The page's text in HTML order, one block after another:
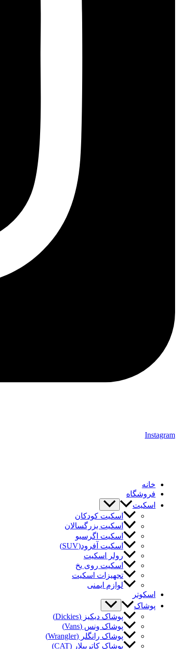
Instagram
خانه
فروشگاه
اسکیت
اسکیت کودکان
اسکیت بزرگسالان
اسکیت اگرسیو
اسکیت آفرود(SUV)
رولر اسکیت
اسکیت روی یخ
تجهیزات اسکیت
لوازم ایمنی
اسکوتر
پوشاک
پوشاک دیکیز (Dickies)
پوشاک ونس (Vans)
پوشاک رانگلر (Wrangler)
پوشاک کاترپیلار (CAT)